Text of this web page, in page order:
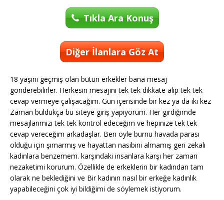
Tıkla Ara Konuş
Diğer İlanlara Göz At
18 yaşını geçmiş olan bütün erkekler bana mesaj
gönderebilirler. Herkesin mesajını tek tek dikkate alıp tek tek
cevap vermeye çalışacağım. Gün içerisinde bir kez ya da iki kez
Zaman buldukça bu siteye giriş yapıyorum. Her girdiğimde
mesajlarımızı tek tek kontrol edeceğim ve hepinize tek tek
cevap vereceğim arkadaşlar. Ben öyle burnu havada parası
olduğu için şımarmış ve hayattan nasibini almamış geri zekalı
kadınlara benzemem. karşındaki insanlara karşı her zaman
nezaketimi korurum. Özellikle de erkeklerin bir kadından tam
olarak ne beklediğini ve Bir kadının nasıl bir erkeğe kadınlık
yapabileceğini çok iyi bildiğimi de söylemek istiyorum.